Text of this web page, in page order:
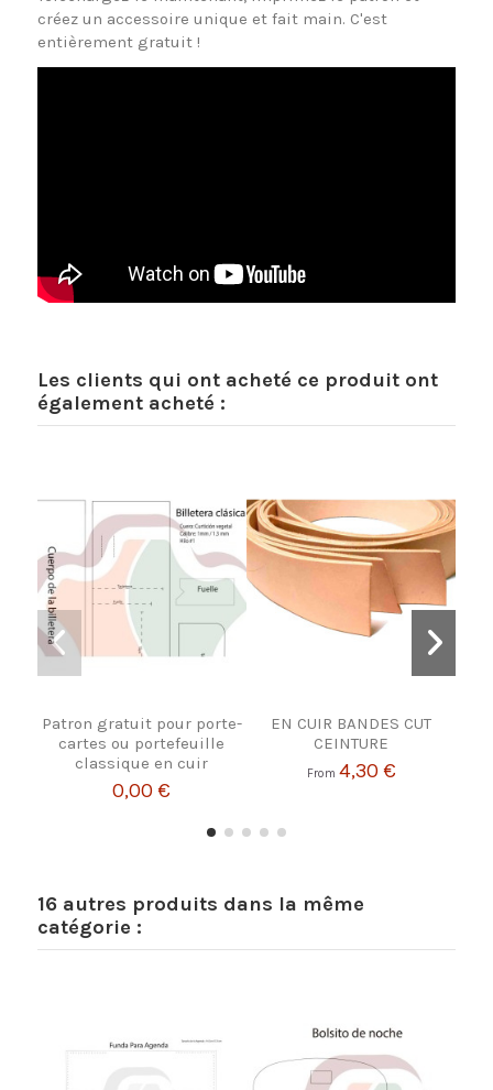
créez un accessoire unique et fait main. C'est
entièrement gratuit !
Les clients qui ont acheté ce produit ont
également acheté :
Patron gratuit pour porte-
cartes ou portefeuille
classique en cuir
0,00 €
EN CUIR BANDES CUT
CEINTURE
From 4,30 €
16 autres produits dans la même
catégorie :